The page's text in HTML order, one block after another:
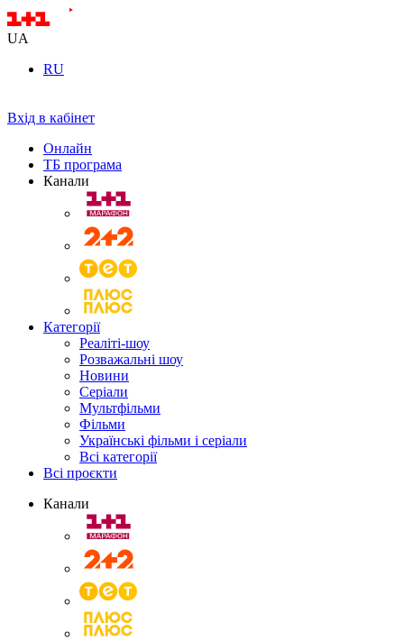
UA
RU
Вхід в кабінет
Онлайн
ТБ програма
Канали
Категорії
Реаліті-шоу
Розважальні шоу
Новини
Серіали
Мультфільми
Фільми
Українські фільми і серіали
Всі категорії
Всі проєкти
Канали